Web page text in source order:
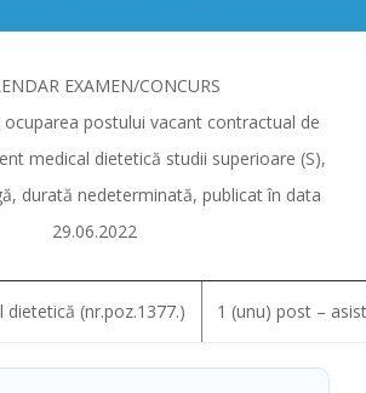
EXAMEN/CONCURS
postului vacant contractual de
medical dietetică studii superioare (S),
durată nedeterminată, publicat în data
29.06.2022
(nr.poz.1377.) 1 (unu) post –